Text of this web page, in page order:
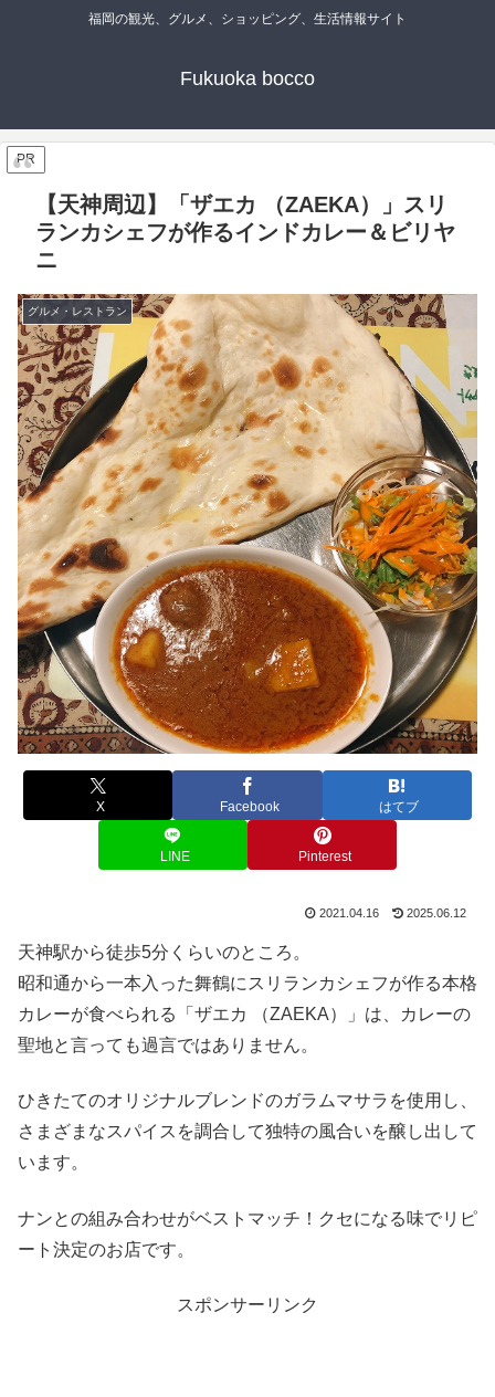
福岡の観光、グルメ、ショッピング、生活情報サイト
Fukuoka bocco
PR
【天神周辺】「ザエカ （ZAEKA）」スリ
ランカシェフが作るインドカレー＆ビリヤ
ニ
グルメ・レストラン
X Facebook はてブ
LINE Pinterest
2021.04.16 2025.06.12
天神駅から徒歩5分くらいのところ。
昭和通から一本入った舞鶴にスリランカシェフが作る本格
カレーが食べられる「ザエカ （ZAEKA）」は、カレーの
聖地と言っても過言ではありません。
ひきたてのオリジナルブレンドのガラムマサラを使用し、
さまざまなスパイスを調合して独特の風合いを醸し出して
います。
ナンとの組み合わせがベストマッチ！クセになる味でリピ
ート決定のお店です。
スポンサーリンク